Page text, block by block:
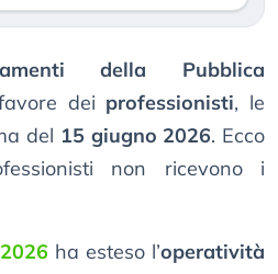
della Pubblica
dei professionisti, le
del 15 giugno 2026. Ecco
non ricevono i
ha esteso l’operatività